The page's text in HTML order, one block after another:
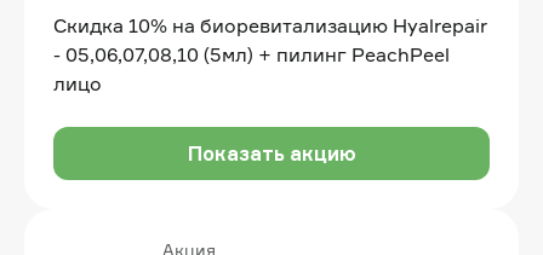
Скидка 10% на биоревитализацию Hyalrepair
- 05,06,07,08,10 (5мл) + пилинг PeachPeel
лицо
Показать акцию
Акция